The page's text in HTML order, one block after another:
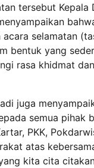
tersebut Kepala
selamatan
bentuk yang
rasa khidmat
juga
semua pihak
PKK,
atas
kita cita